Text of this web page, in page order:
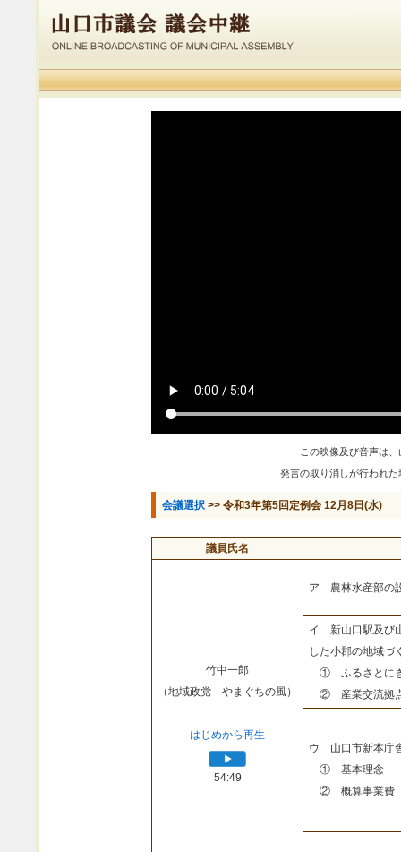
この映像及び音声は
発言の取り消しが行われ
会議選択 >> 令和3年第5回定例会 12月8日(水)
議員氏名
竹中一郎
（地域政党 やまぐちの風）
はじめから再生
54:49
ア 農林水産部の
イ 新山口駅及び
した小郡の地域づ
① ふるさとにぎ
② 産業交流拠点
ウ 山口市新本庁
① 基本理念
② 概算事業費